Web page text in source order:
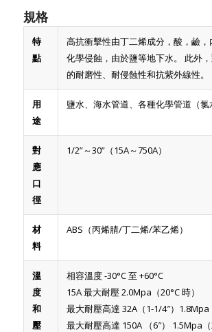
規格
特
點
高抗衝擊性由丁二烯成分，酸，鹼
化學侵蝕，由於鹽等地下水。 此外
的耐磨性、耐侵蝕性和抗紫外線性。
用
途
鹽水、海水管道、各種化學管道（氯
對
應
口
徑
1/2”～30”（15A～750A）
材
料
ABS（丙烯腈/丁二烯/苯乙烯）
溫
度
和
壓
相容溫度 -30°C 至 +60°C
15A 最大耐壓 2.0Mpa（20°C 時）
最大耐壓高達 32A（1-1/4″）1.8Mpa
最大耐壓高達 150A （6″） 1.5Mpa（